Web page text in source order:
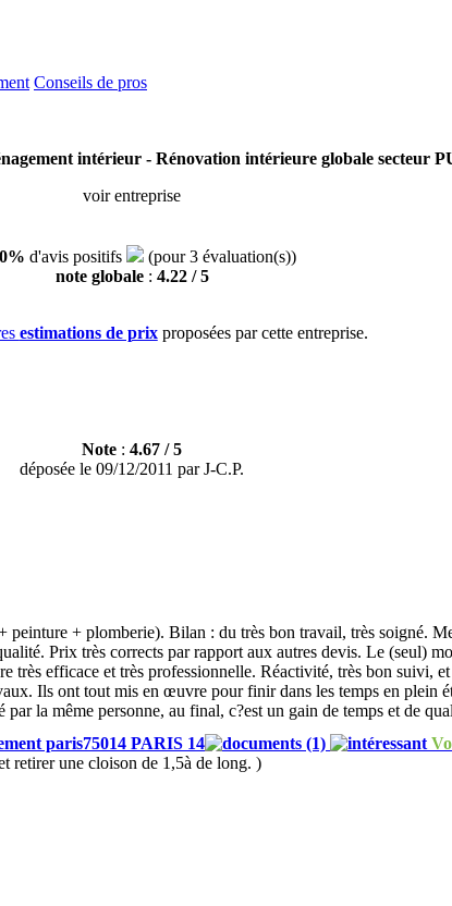
Conseils de pros
intérieur - Rénovation intérieure globale secteur
voir entreprise
d'avis positifs (pour3évaluation(s))
note globale: 4.22/ 5
estimations de prixproposées par cette entreprise.
Note : 4.67 /5
déposée le 09/12/2011 parJ-C.P.
peinture + plomberie). Bilan : du très bon travail, très soigné.
Prix très corrects par rapport aux autres devis. Le (seul)
très efficace et très professionnelle. Réactivité, très bon suivi,
Ils ont tout mis en œuvre pour finir dans les temps en plein
la même personne, au final, c?est un gain de temps et de
paris75014 PARIS 14 (1)
retirer une cloison de 1,5à de long. )